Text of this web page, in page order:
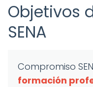
Objetivos
SENA
Compromiso
formación